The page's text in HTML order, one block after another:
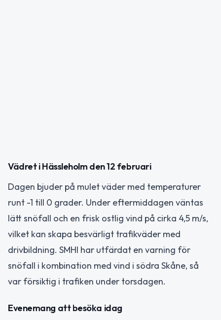
Vädret i Hässleholm den 12 februari
Dagen bjuder på mulet väder med temperaturer
runt -1 till 0 grader. Under eftermiddagen väntas
lätt snöfall och en frisk ostlig vind på cirka 4,5 m/s,
vilket kan skapa besvärligt trafikväder med
drivbildning. SMHI har utfärdat en varning för
snöfall i kombination med vind i södra Skåne, så
var försiktig i trafiken under torsdagen.
Evenemang att besöka idag